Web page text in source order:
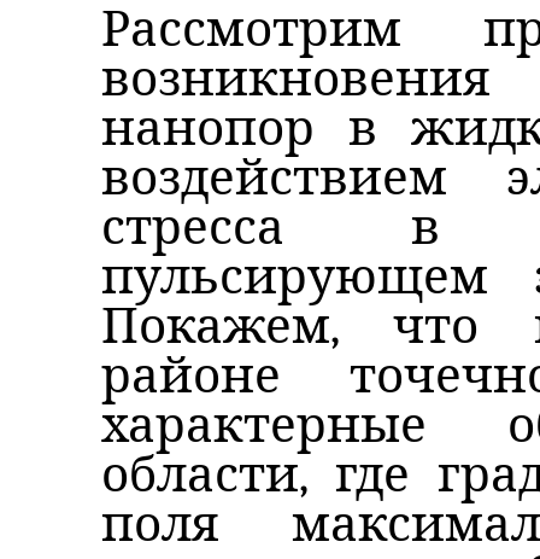
Рассмотрим
нанопор в
воздействием
стресса в
пульсирующем
Покажем, что
районе
характерные
области, где
поля